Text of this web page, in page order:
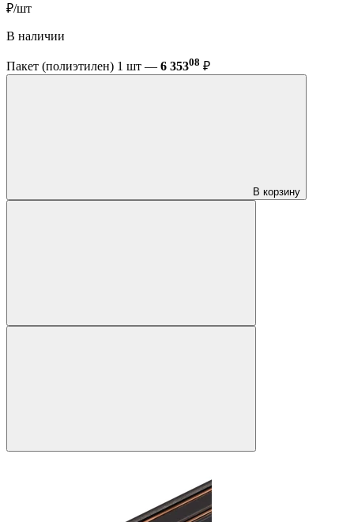
₽/шт
В наличии
Пакет (полиэтилен) 1 шт — 6 35308 ₽
В корзину